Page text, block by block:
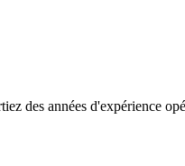
des années d'expérience